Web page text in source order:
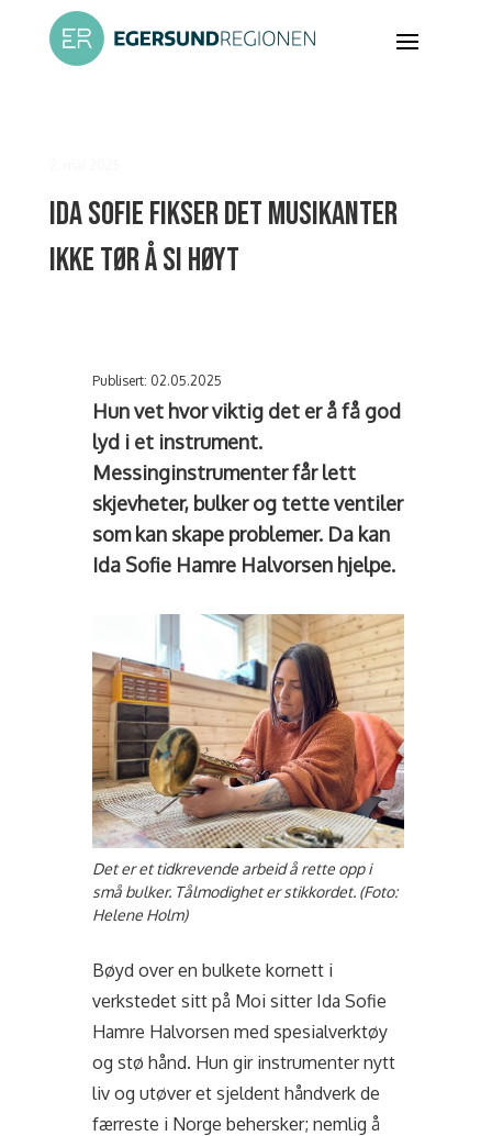
Ida Sofie fikser det musikanter
ikke tør å si høyt
Publisert: 02.05.2025
Hun vet hvor viktig det er å få god
lyd i et instrument.
Messinginstrumenter får lett
skjevheter, bulker og tette ventiler
som kan skape problemer. Da kan
Ida Sofie Hamre Halvorsen hjelpe.
Det er et tidkrevende arbeid å rette opp i
små bulker. Tålmodighet er stikkordet. (Foto:
Helene Holm)
Bøyd over en bulkete kornett i
verkstedet sitt på Moi sitter Ida Sofie
Hamre Halvorsen med spesialverktøy
og stø hånd. Hun gir instrumenter nytt
liv og utøver et sjeldent håndverk de
færreste i Norge behersker; nemlig å